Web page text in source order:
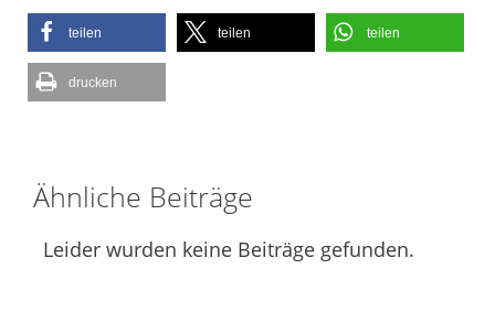
teilen teilen teilen
drucken
Ähnliche Beiträge
Leider wurden keine Beiträge gefunden.